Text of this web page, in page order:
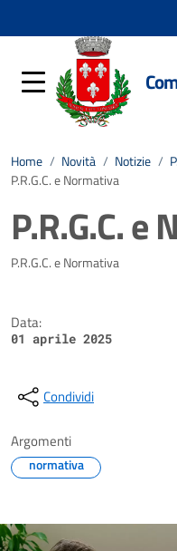
Home / Novità / Notizie /
P.R.G.C. e Normativa
P.R.G.C. e
Dettagli della
P.R.G.C. e Normativa
Data:
01 aprile 2025
Condividi
Argomenti
normativa